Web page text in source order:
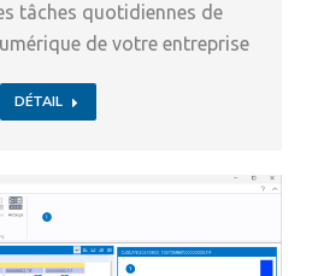
tâches quotidiennes de
de votre entreprise
DÉTAIL